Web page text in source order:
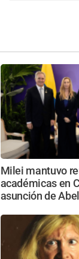
Milei mantuvo
académicas en
asunción de